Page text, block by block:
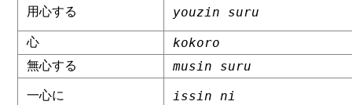
用心する youzin suru
心 kokoro
無心する musin suru
一心に issin ni